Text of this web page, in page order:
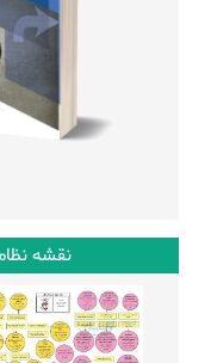
نقشه